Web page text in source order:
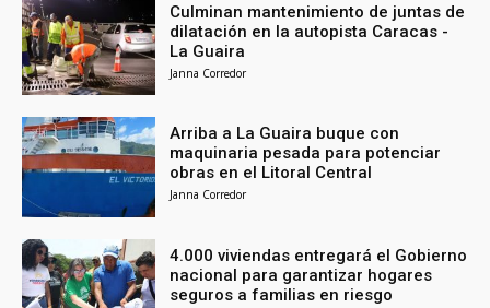
Culminan mantenimiento de juntas de
dilatación en la autopista Caracas -
La Guaira
Janna Corredor
Arriba a La Guaira buque con
maquinaria pesada para potenciar
obras en el Litoral Central
Janna Corredor
4.000 viviendas entregará el Gobierno
nacional para garantizar hogares
seguros a familias en riesgo